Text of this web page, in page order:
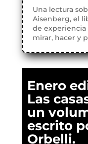
Una lectura
Aisenberg, el
de experiencia
mirar, hacer y
Enero
Las
un
escrito
Orbelli.